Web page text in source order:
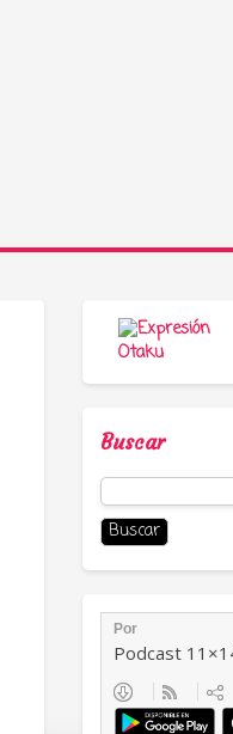
Buscar
Buscar: